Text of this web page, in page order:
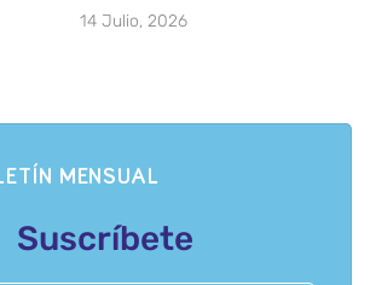
14 Julio, 2026
MENSUAL
Suscríbete